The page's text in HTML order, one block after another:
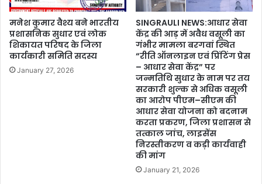
मनेश कुमार वैश्य बने भारतीय
प्रशासनिक सुधार एवं लोक
शिकायत परिषद के जिला
कार्यकारी समिति सदस्य
January 27, 2026
SINGRAULI NEWS:आधार सेवा
केंद्र की आड़ में अवैध वसूली का
गंभीर मामला बरगवां स्थित
“रीति ऑनलाइन एवं प्रिंटिंग प्रेस
– आधार सेवा केंद्र” पर
जन्मतिथि सुधार के नाम पर तय
सरकारी शुल्क से अधिक वसूली
का आरोप पीएम–सीएम की
आधार सेवा योजना को बदनाम
करता प्रकरण, जिला प्रशासन से
तत्काल जांच, लाइसेंस
निरस्तीकरण व कड़ी कार्यवाही
की मांग
January 21, 2026